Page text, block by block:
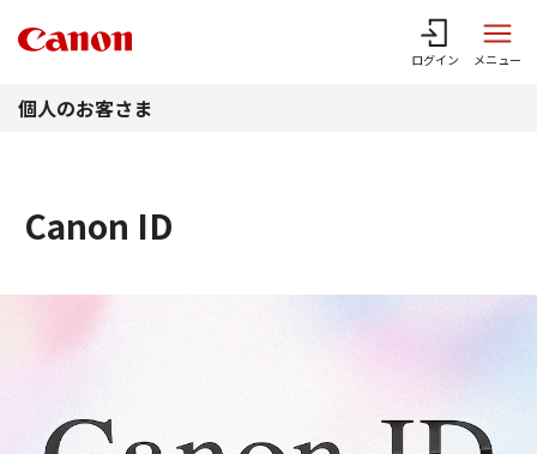
ログイン メニュー
個人のお客さま
Canon ID